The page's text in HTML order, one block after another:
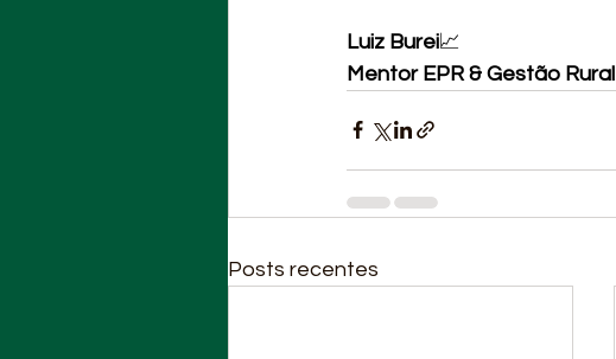
Luiz Burei📈
Mentor EPR & Gestão Rural
Posts recentes